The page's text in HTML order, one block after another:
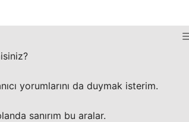
yorumlarını da duymak isterim.
sanırım bu aralar.